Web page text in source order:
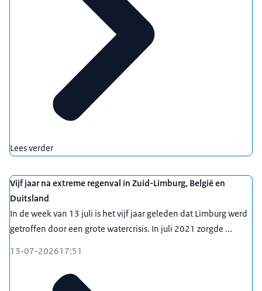
Lees verder
Vijf jaar na extreme regenval in Zuid-Limburg, België en
Duitsland
In de week van 13 juli is het vijf jaar geleden dat Limburg werd
getroffen door een grote watercrisis. In juli 2021 zorgde ...
13-07-202617:51